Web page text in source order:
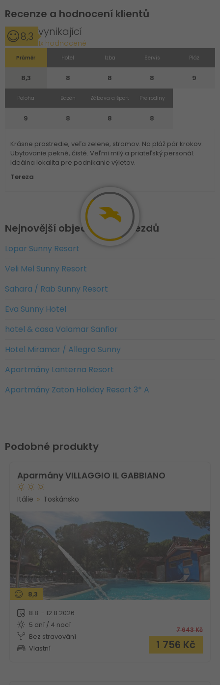
Recenze a hodnocení klientů
8,3 vynikající
1x hodnocené
Průměr
8,3
Hotel
8
Izba
8
Servis
8
Pláž
9
Poloha
9
Bazén
8
Zábava a šport
8
Pre rodiny
8
Krásne prostredie, veľa zelene, stromov. Na pláž pár krokov.
Ubytovanie pekné, čisté. Veľmi milý a priateľský personál.
Ideálna lokalita pre podnikanie výletov.
Tereza
Nejnovější objednávky zájezdů
Lopar Sunny Resort
Veli Mel Sunny Resort
Sahara / Rab Sunny Resort
Eva Sunny Hotel
hotel & casa Valamar Sanfior
Hotel Miramar / Allegro Sunny
Apartmány Lanterna Resort
Apartmány Zaton Holiday Resort 3* A
Podobné produkty
Aparmány VILLAGGIO IL GABBIANO
Itálie Toskánsko
8,3
8.8. - 12.8.2026
5 dní / 4 nocí
Bez stravování
Vlastní
7 643Kč
1 756 Kč